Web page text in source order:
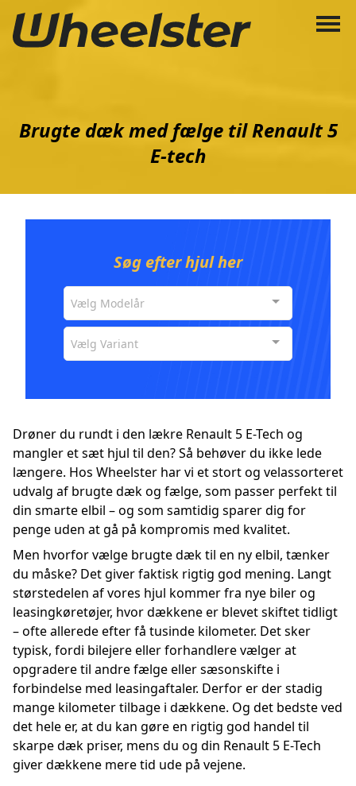
Brugte dæk med fælge til Renault 5
E-tech
Søg efter hjul her
Vælg Modelår
Vælg Variant
Drøner du rundt i den lækre Renault 5 E-Tech og
mangler et sæt hjul til den? Så behøver du ikke lede
længere. Hos Wheelster har vi et stort og velassorteret
udvalg af brugte dæk og fælge, som passer perfekt til
din smarte elbil – og som samtidig sparer dig for
penge uden at gå på kompromis med kvalitet.
Men hvorfor vælge brugte dæk til en ny elbil, tænker
du måske? Det giver faktisk rigtig god mening. Langt
størstedelen af vores hjul kommer fra nye biler og
leasingkøretøjer, hvor dækkene er blevet skiftet tidligt
– ofte allerede efter få tusinde kilometer. Det sker
typisk, fordi bilejere eller forhandlere vælger at
opgradere til andre fælge eller sæsonskifte i
forbindelse med leasingaftaler. Derfor er der stadig
mange kilometer tilbage i dækkene. Og det bedste ved
det hele er, at du kan gøre en rigtig god handel til
skarpe dæk priser, mens du og din Renault 5 E-Tech
giver dækkene mere tid ude på vejene.